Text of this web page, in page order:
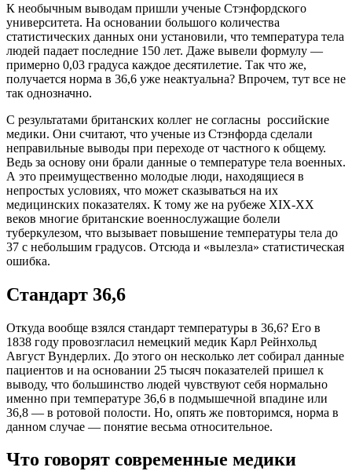
К необычным выводам пришли ученые Стэнфордского
университета. На основании большого количества
статистических данных они установили, что температура тела
людей падает последние 150 лет. Даже вывели формулу —
примерно 0,03 градуса каждое десятилетие. Так что же,
получается норма в 36,6 уже неактуальна? Впрочем, тут все не
так однозначно.
С результатами британских коллег не согласны российские
медики. Они считают, что ученые из Стэнфорда сделали
неправильные выводы при переходе от частного к общему.
Ведь за основу они брали данные о температуре тела военных.
А это преимущественно молодые люди, находящиеся в
непростых условиях, что может сказываться на их
медицинских показателях. К тому же на рубеже XIX-XX
веков многие британские военнослужащие болели
туберкулезом, что вызывает повышение температуры тела до
37 с небольшим градусов. Отсюда и «вылезла» статистическая
ошибка.
Стандарт 36,6
Откуда вообще взялся стандарт температуры в 36,6? Его в
1838 году провозгласил немецкий медик Карл Рейнхольд
Август Вундерлих. До этого он несколько лет собирал данные
пациентов и на основании 25 тысяч показателей пришел к
выводу, что большинство людей чувствуют себя нормально
именно при температуре 36,6 в подмышечной впадине или
36,8 — в ротовой полости. Но, опять же повторимся, норма в
данном случае — понятие весьма относительное.
Что говорят современные медики